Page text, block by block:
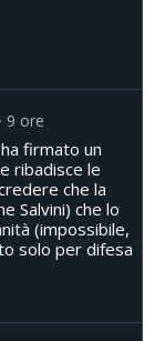
9 ore
firmato un
ribadisce le
che la
Salvini) che lo
(impossibile,
solo per difesa